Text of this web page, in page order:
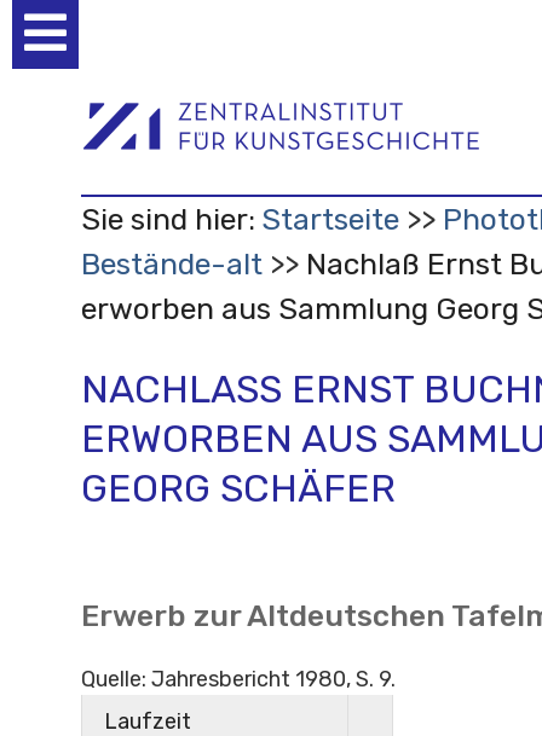
Werkzeuge
Sie sind hier: Startseite
Bestände-alt
Nachlaß Ernst
erworben aus Sammlung Georg
NACHLASS ERNST
RWORBEN AUS
EORG SCHÄFER
Erwerb zur Altdeutschen
Quelle: Jahresbericht 1980, S. 9.
Laufzeit